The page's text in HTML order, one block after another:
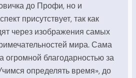
до Профи, но и
присутствует, так как
через изображения самых
мира. Сама
огромной благодарностью за
определять время», до